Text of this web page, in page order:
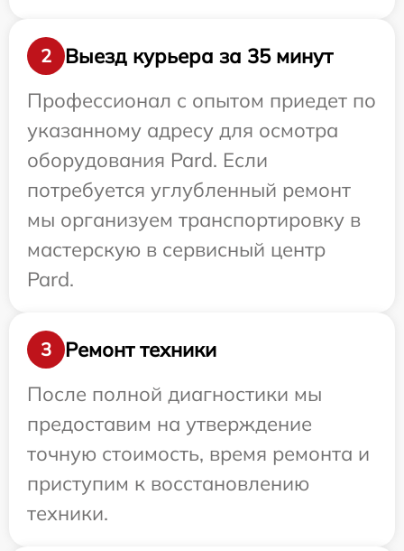
2
Выезд курьера за 35 минут
Профессионал с опытом приедет по
указанному адресу для осмотра
оборудования Pard. Если
потребуется углубленный ремонт
мы организуем транспортировку в
мастерскую в сервисный центр
Pard.
3
Ремонт техники
После полной диагностики мы
предоставим на утверждение
точную стоимость, время ремонта и
приступим к восстановлению
техники.